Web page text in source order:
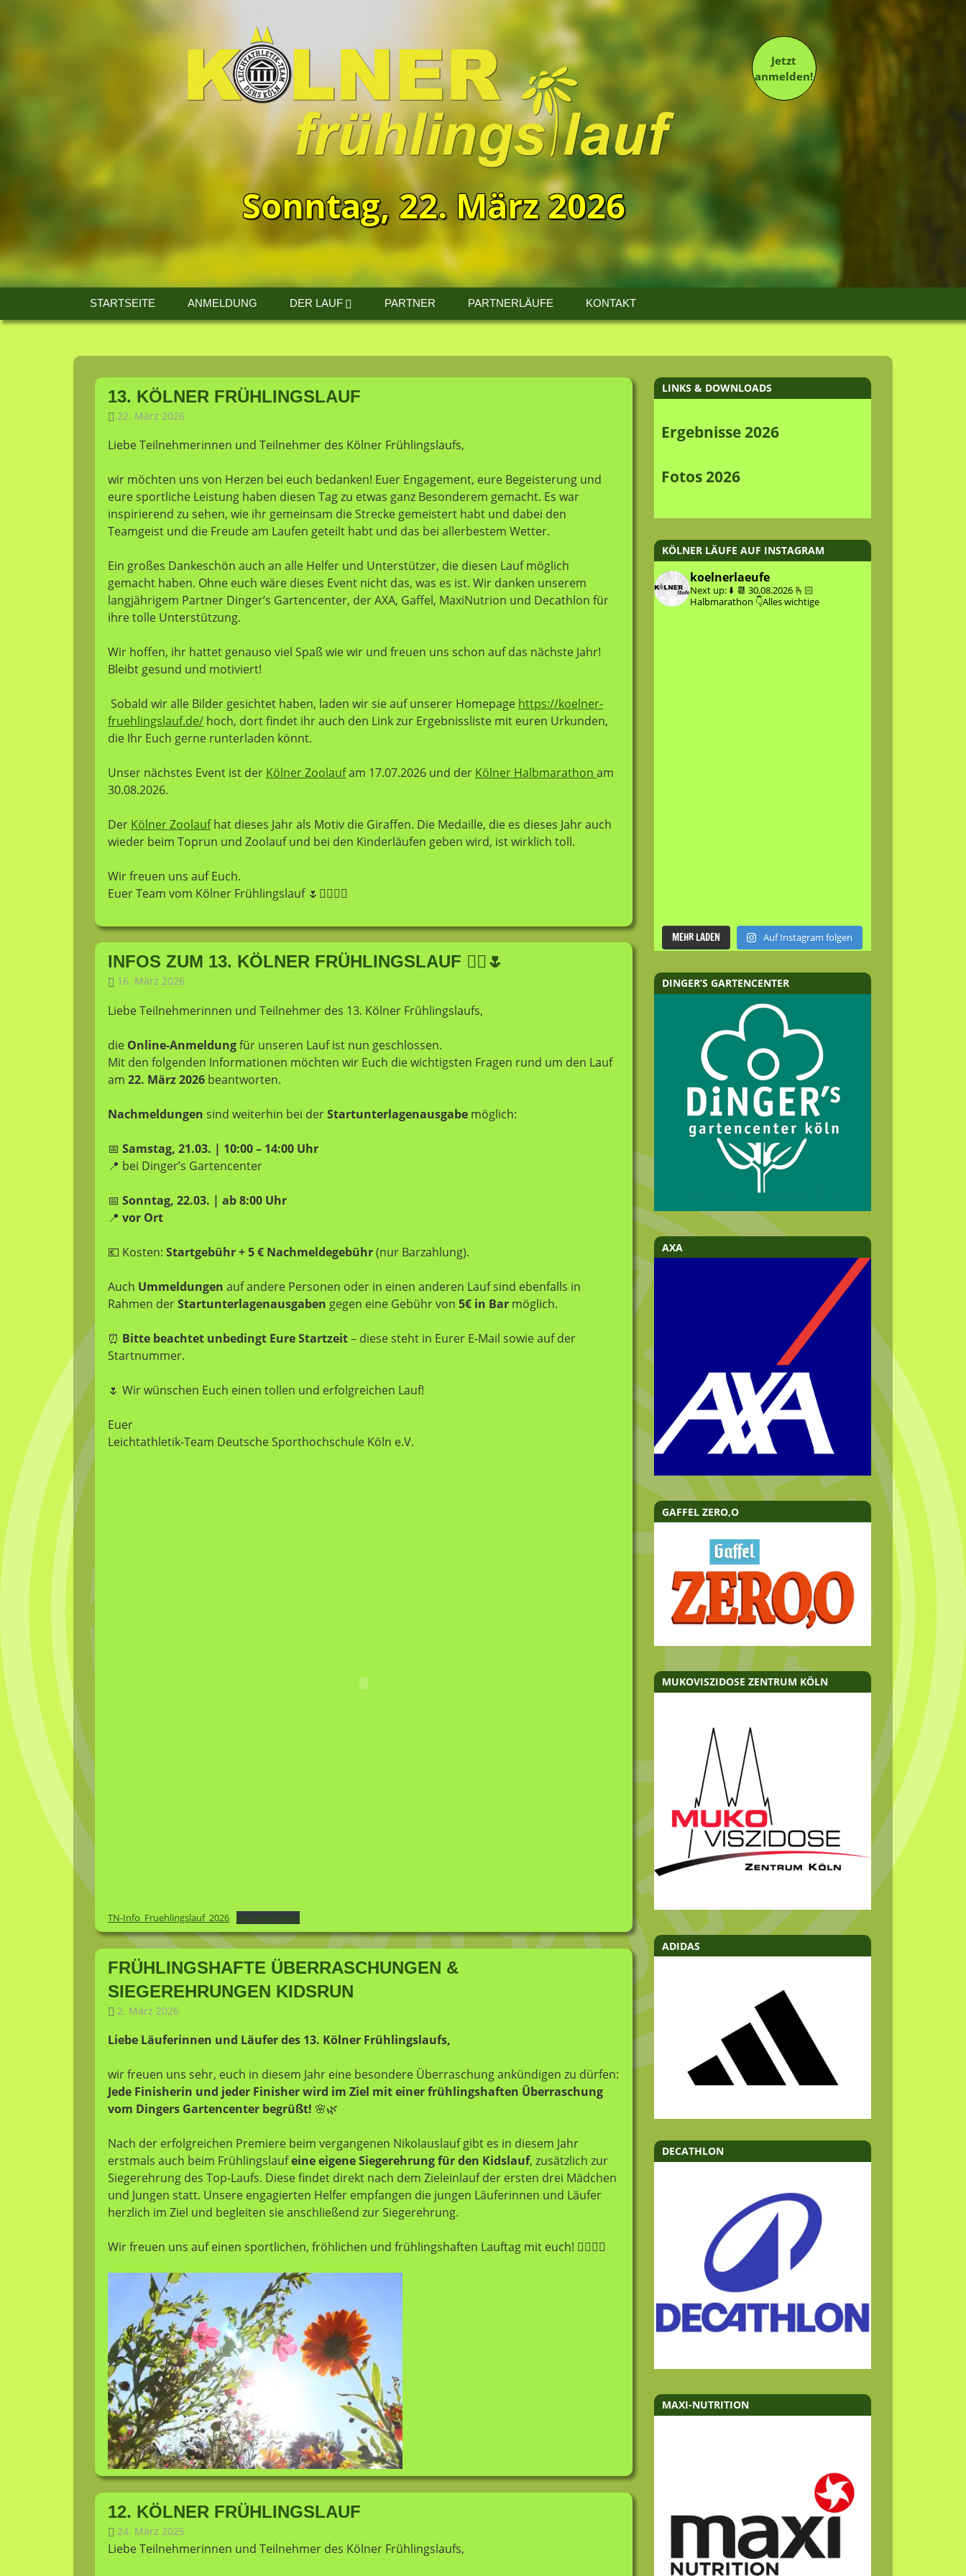
13.
Kölner
Frühlingslauf
Sonntag, 22. März 2026
Jetzt
anmelden!
STARTSEITE ANMELDUNG DER LAUF PARTNER PARTNERLÄUFE KONTAKT
Zum
Inhalt
springen13. KÖLNER FRÜHLINGSLAUF
22. März 2026
Liebe Teilnehmerinnen und Teilnehmer des Kölner Frühlingslaufs,
wir möchten uns von Herzen bei euch bedanken! Euer Engagement, eure Begeisterung und
eure sportliche Leistung haben diesen Tag zu etwas ganz Besonderem gemacht. Es war
inspirierend zu sehen, wie ihr gemeinsam die Strecke gemeistert habt und dabei den
Teamgeist und die Freude am Laufen geteilt habt und das bei allerbestem Wetter.
Ein großes Dankeschön auch an alle Helfer und Unterstützer, die diesen Lauf möglich
gemacht haben. Ohne euch wäre dieses Event nicht das, was es ist. Wir danken unserem
langjährigem Partner Dinger’s Gartencenter, der AXA, Gaffel, MaxiNutrion und Decathlon für
ihre tolle Unterstützung.
Wir hoffen, ihr hattet genauso viel Spaß wie wir und freuen uns schon auf das nächste Jahr!
Bleibt gesund und motiviert!
Sobald wir alle Bilder gesichtet haben, laden wir sie auf unserer Homepage https://koelner-
fruehlingslauf.de/ hoch, dort findet ihr auch den Link zur Ergebnissliste mit euren Urkunden,
die Ihr Euch gerne runterladen könnt.
Unser nächstes Event ist der Kölner Zoolaufam 17.07.2026 und der Kölner Halbmarathon am
30.08.2026.
Der Kölner Zoolaufhat dieses Jahr als Motiv die Giraffen. Die Medaille, die es dieses Jahr auch
wieder beim Toprun und Zoolauf und bei den Kinderläufen geben wird, ist wirklich toll.
Wir freuen uns auf Euch.
Euer Team vom Kölner Frühlingslauf 🌷🏃‍♂️🏃‍♀️
INFOS ZUM 13. KÖLNER FRÜHLINGSLAUF 🏃‍♀️🌷
16. März 2026
Liebe Teilnehmerinnen und Teilnehmer des 13. Kölner Frühlingslaufs,
die Online-Anmeldungfür unseren Lauf ist nun geschlossen.
Mit den folgenden Informationen möchten wir Euch die wichtigsten Fragen rund um den Lauf
am 22. März 2026 beantworten.
Nachmeldungen sind weiterhin bei derStartunterlagenausgabe möglich:
📅 Samstag, 21.03. | 10:00 – 14:00 Uhr
📍 bei Dinger’s Gartencenter
📅 Sonntag, 22.03. | ab 8:00 Uhr
📍 vor Ort
💶 Kosten: Startgebühr + 5 € Nachmeldegebühr(nur Barzahlung).
Auch Ummeldungen auf andere Personen oder in einen anderen Lauf sind ebenfalls in
Rahmen derStartunterlagenausgaben gegen eine Gebühr von 5€ in Bar möglich.
⏰ Bitte beachtet unbedingt Eure Startzeit– diese steht in Eurer E-Mail sowie auf der
Startnummer.
🌷 Wir wünschen Euch einen tollen und erfolgreichen Lauf!
Euer
Leichtathletik-Team Deutsche Sporthochschule Köln e.V.
TN-Info_Fruehlingslauf_2026 Herunterladen
FRÜHLINGSHAFTE ÜBERRASCHUNGEN &
SIEGEREHRUNGEN KIDSRUN
2. März 2026
Liebe Läuferinnen und Läufer des 13. Kölner Frühlingslaufs,
wir freuen uns sehr, euch in diesem Jahr eine besondere Überraschung ankündigen zu dürfen:
Jede Finisherin und jeder Finisher wird im Ziel mit einer frühlingshaften Überraschung
vom Dingers Gartencenter begrüßt! 🌸🌿
Nach der erfolgreichen Premiere beim vergangenen Nikolauslauf gibt es in diesem Jahr
erstmals auch beim Frühlingslaufeine eigene Siegerehrung für den Kidslauf, zusätzlich zur
Siegerehrung des Top-Laufs. Diese findet direkt nach dem Zieleinlauf der ersten drei Mädchen
und Jungen statt. Unsere engagierten Helfer empfangen die jungen Läuferinnen und Läufer
herzlich im Ziel und begleiten sie anschließend zur Siegerehrung.
Wir freuen uns auf einen sportlichen, fröhlichen und frühlingshaften Lauftag mit euch! 🏃‍♀️🏃‍♂️
12. KÖLNER FRÜHLINGSLAUF
24. März 2025
Liebe Teilnehmerinnen und Teilnehmer des Kölner Frühlingslaufs,
LINKS & DOWNLOADS
Ergebnisse 2026
Fotos 2026
KÖLNER LÄUFE AUF INSTAGRAM
koelnerlaeufe
Next up: ⬇️ 📆 30.08.2026 🫰🏻
Halbmarathon 👇Alles wichtige
MEHR LADEN Auf Instagram folgen
DINGER’S GARTENCENTER
AXA
GAFFEL ZERO,O
MUKOVISZIDOSE ZENTRUM KÖLN
ADIDAS
DECATHLON
MAXI-NUTRITION